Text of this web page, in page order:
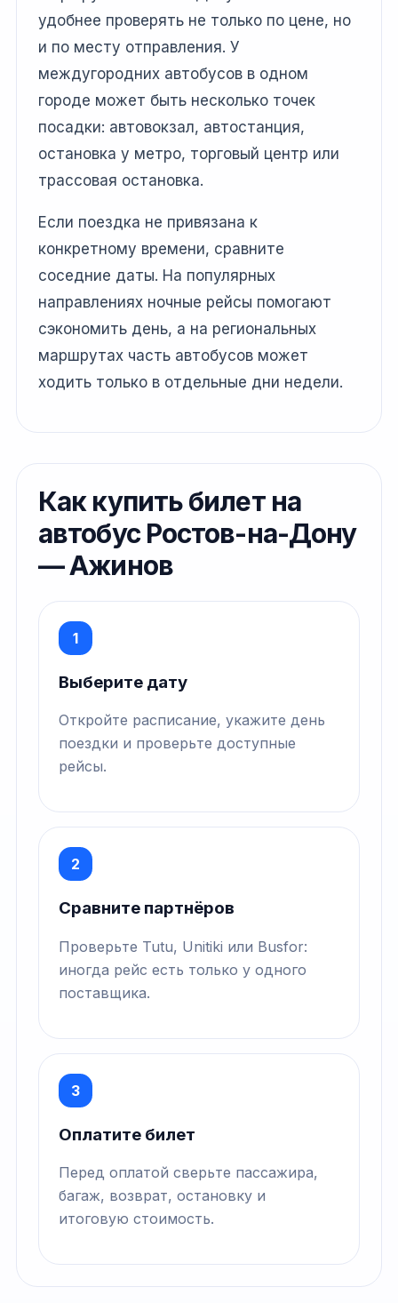
удобнее проверять не только по цене, но
и по месту отправления. У
междугородних автобусов в одном
городе может быть несколько точек
посадки: автовокзал, автостанция,
остановка у метро, торговый центр или
трассовая остановка.
Если поездка не привязана к
конкретному времени, сравните
соседние даты. На популярных
направлениях ночные рейсы помогают
сэкономить день, а на региональных
маршрутах часть автобусов может
ходить только в отдельные дни недели.
Как купить билет на
автобус Ростов-на-Дону
— Ажинов
1
Выберите дату
Откройте расписание, укажите день
поездки и проверьте доступные
рейсы.
2
Сравните партнёров
Проверьте Tutu, Unitiki или Busfor:
иногда рейс есть только у одного
поставщика.
3
Оплатите билет
Перед оплатой сверьте пассажира,
багаж, возврат, остановку и
итоговую стоимость.